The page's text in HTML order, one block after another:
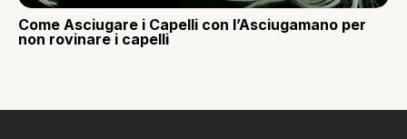
Come Asciugare i Capelli con l’Asciugamano per
non rovinare i capelli